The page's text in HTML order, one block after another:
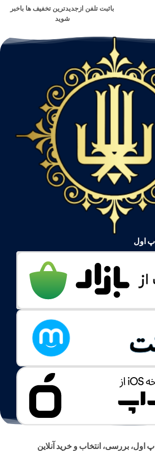
باثبت تلفن ازجدیدترین تخفیف ها باخبر
شوید
اول
بررسی، انتخاب و خرید آنلاین